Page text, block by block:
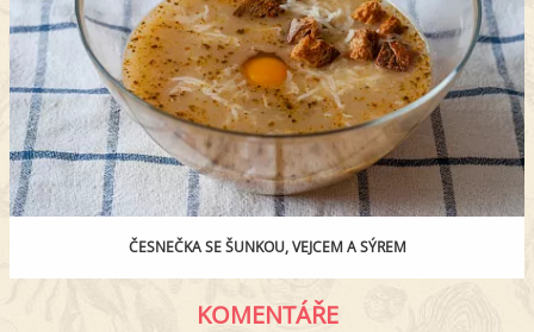
ČESNEČKA SE ŠUNKOU, VEJCEM A SÝREM
KOMENTÁŘE